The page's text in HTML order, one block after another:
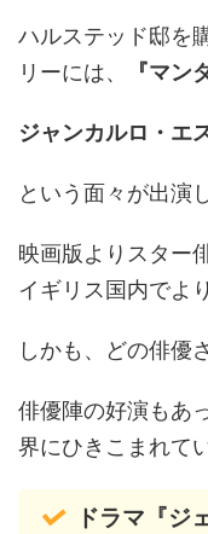
ハルステッド邸を
リーには、
『マン
ジャンカルロ・エ
という面々が出演
映画版よりスター
イギリス国内でよ
しかも、どの俳優
俳優陣の好演もあ
界にひきこまれて
ドラマ『ジ